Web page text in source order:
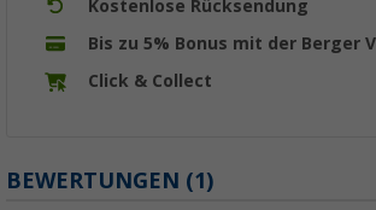
Kostenlose Rücksendung
Bis zu 5% Bonus mit der Berger
Click & Collect
BEWERTUNGEN (1)